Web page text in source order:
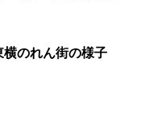
のれん街の様子